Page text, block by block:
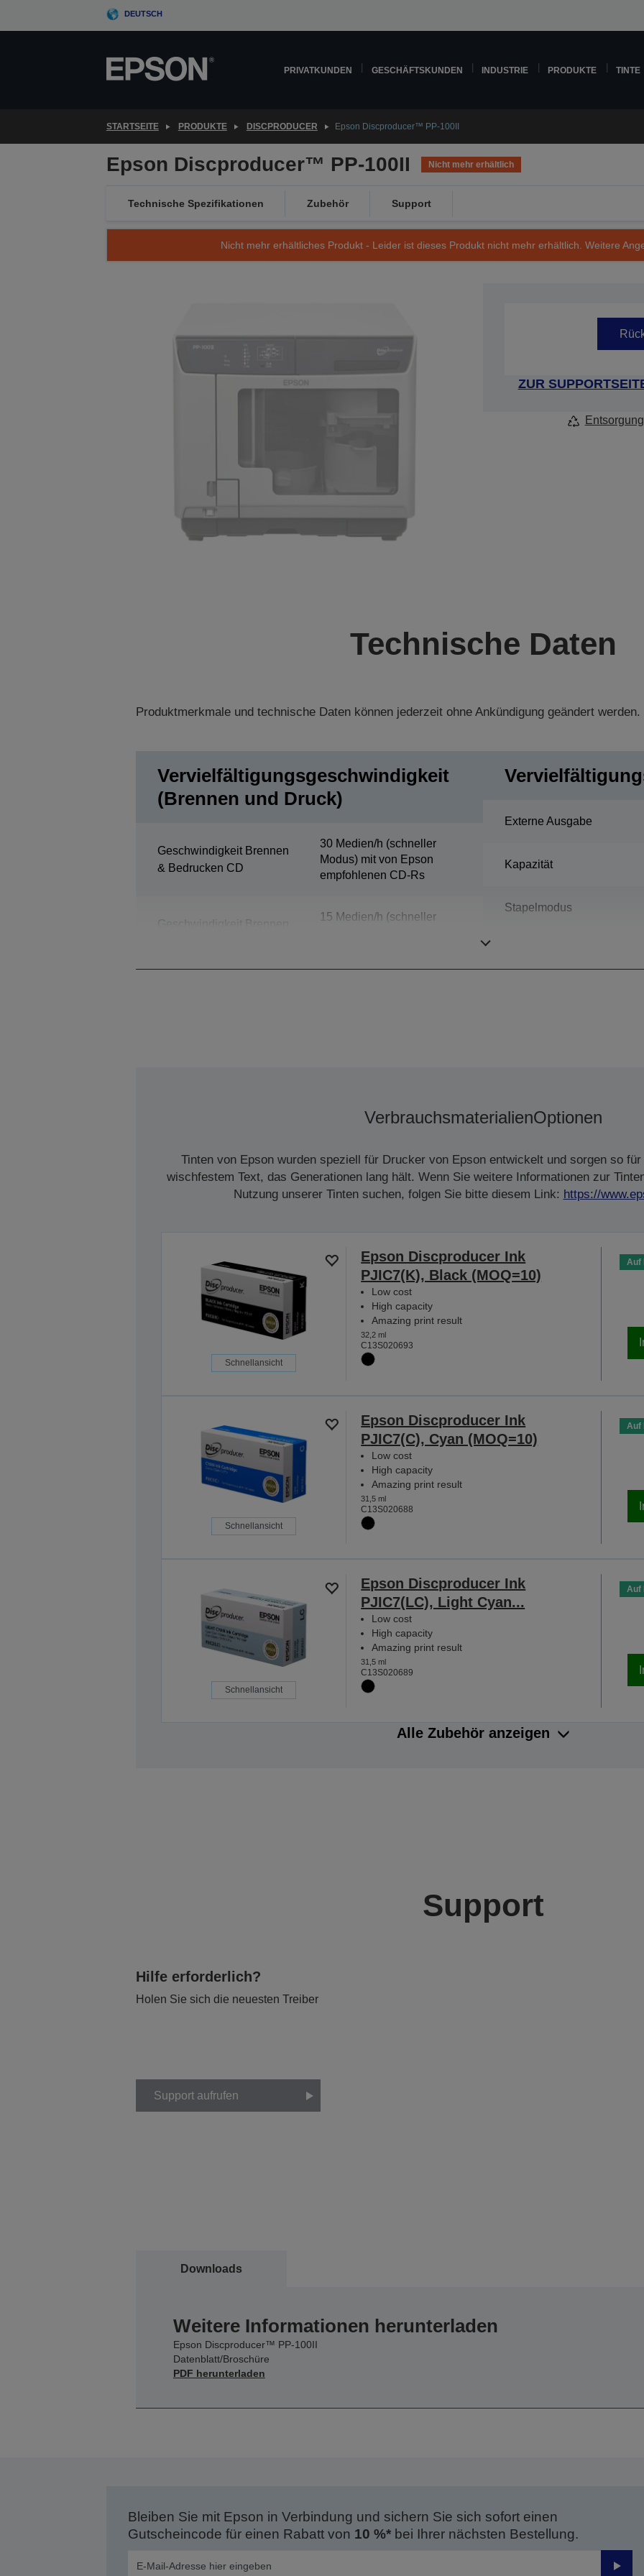
DEUTSCH
PRIVATKUNDEN GESCHÄFTSKUNDEN INDUSTRIE PRODUKTE TINTE
STARTSEITE PRODUKTE DISCPRODUCER Epson Discproducer™ PP-100II
Epson Discproducer™ PP-100II Nicht mehr erhältlich
Technische Spezifikationen Zubehör Support
Nicht mehr erhältliches Produkt - Leider ist dieses Produkt nicht mehr erhältlich. Weitere
ZUR
Technische Daten
Produktmerkmale und technische Daten können jederzeit ohne Ankündigung geändert werden.
Vervielfältigungsgeschwindigkeit
(Brennen und Druck)
Geschwindigkeit Brennen
& Bedrucken CD
30 Medien/h (schneller
Modus) mit von Epson
empfohlenen CD-Rs
Geschwindigkeit Brennen
15 Medien/h (schneller
Externe Ausgabe
Kapazität
Stapelmodus
VerbrauchsmaterialienOptionen
Tinten von Epson wurden speziell für Drucker von Epson entwickelt und sorgen so
wischfestem Text, das Generationen lang hält. Wenn Sie weitere Informationen zur
Nutzung unserer Tinten suchen, folgen Sie bitte diesem Link: https://
Schnellansicht
Epson Discproducer Ink
PJIC7(K), Black (MOQ=10)
Low cost
High capacity
Amazing print result
32,2 ml
C13S020693
Auf
Schnellansicht
Epson Discproducer Ink
PJIC7(C), Cyan (MOQ=10)
Low cost
High capacity
Amazing print result
31,5 ml
C13S020688
Auf
Schnellansicht
Epson Discproducer Ink
PJIC7(LC), Light Cyan...
Low cost
High capacity
Amazing print result
31,5 ml
C13S020689
Auf
Alle Zubehör anzeigen
Support
Hilfe erforderlich?
Holen Sie sich die neuesten Treiber
Support aufrufen
Downloads
Weitere Informationen herunterladen
Epson Discproducer™ PP-100II
Datenblatt/Broschüre
PDF herunterladen
Bleiben Sie mit Epson in Verbindung und sichern Sie sich sofort einen
Gutscheincode für einen Rabatt von 10 %*bei Ihrer nächsten Bestellung.